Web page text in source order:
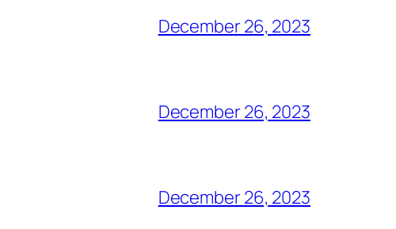
December 26, 2023
December 26, 2023
December 26, 2023